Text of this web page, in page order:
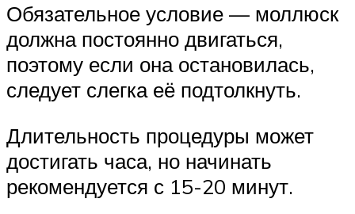
Обязательное условие — моллюск
должна постоянно двигаться,
поэтому если она остановилась,
следует слегка её подтолкнуть.
Длительность процедуры может
достигать часа, но начинать
рекомендуется с 15-20 минут.